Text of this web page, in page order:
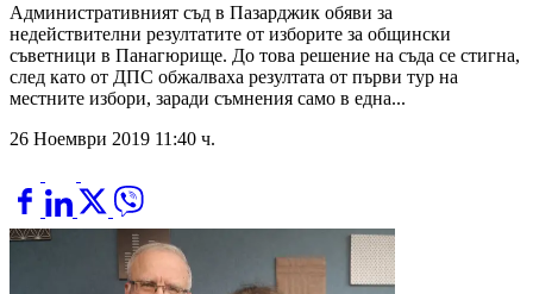
Административният съд в Пазарджик обяви за
недействителни резултатите от изборите за общински
съветници в Панагюрище. До това решение на съда се стигна,
след като от ДПС обжалваха резултата от първи тур на
местните избори, заради съмнения само в една...
26 Ноември 2019 11:40 ч.